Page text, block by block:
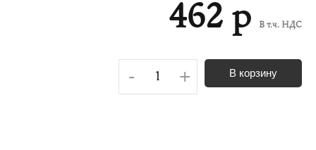
462 р В т.ч. НДС
- + В корзину